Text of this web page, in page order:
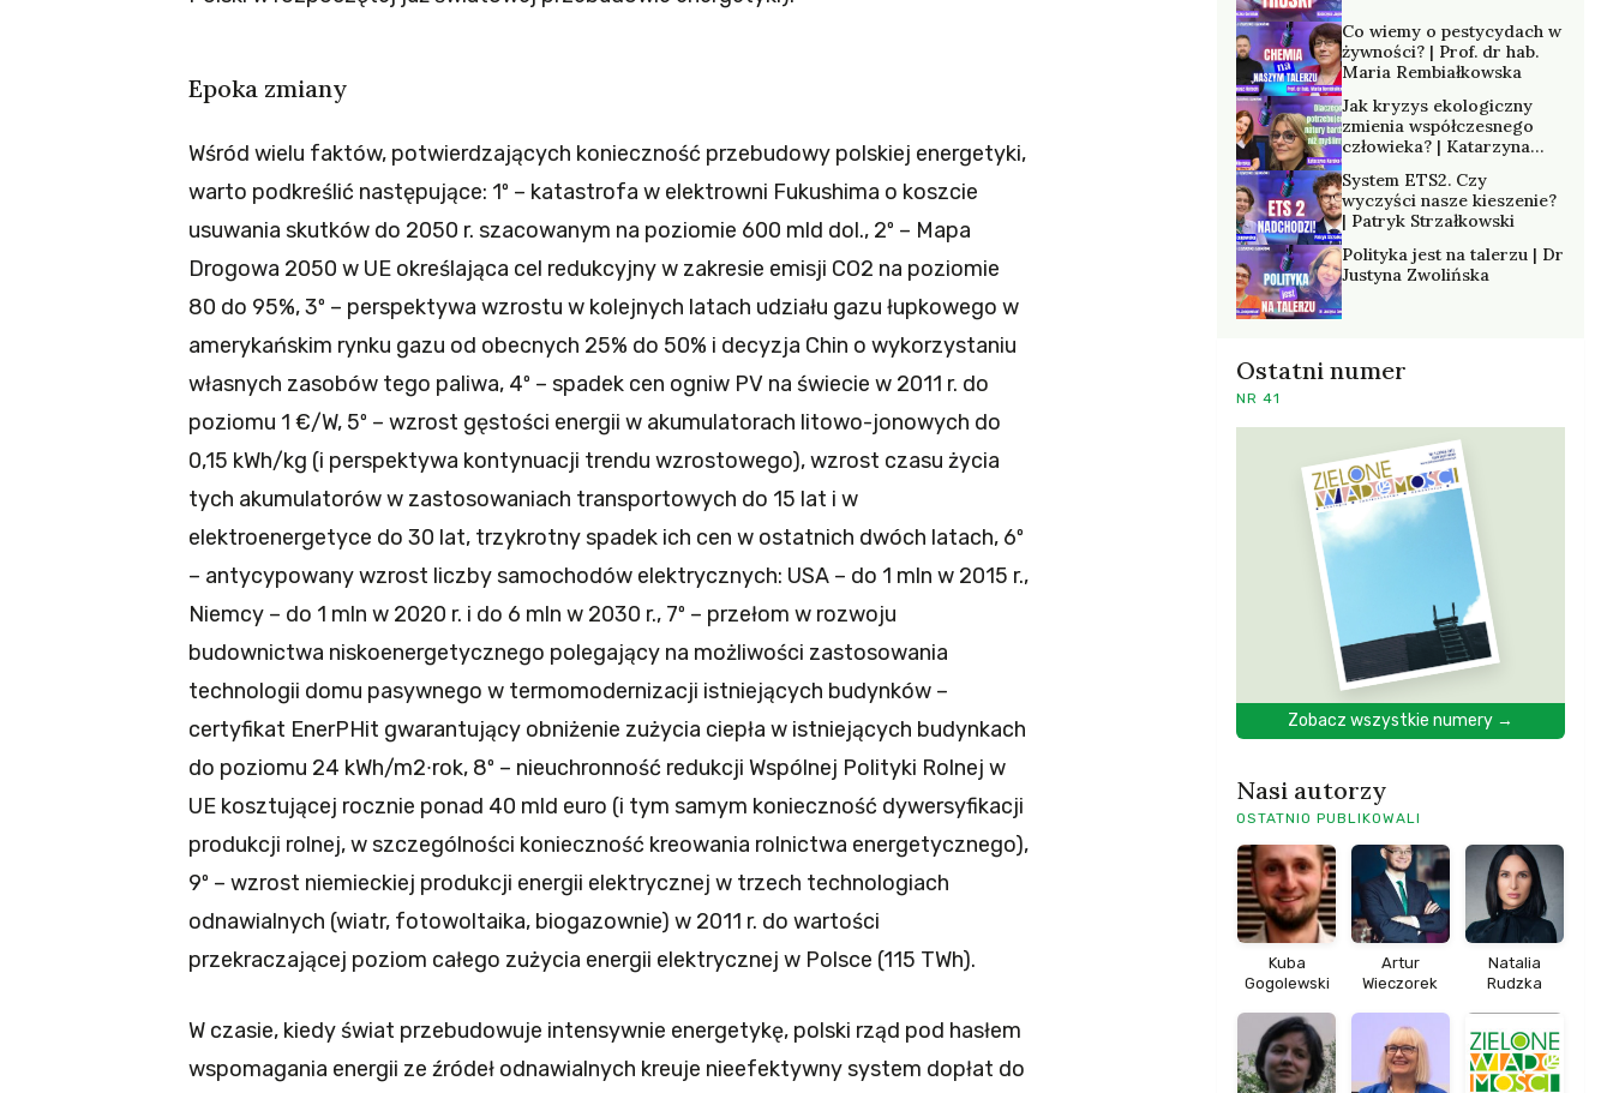
Epoka zmiany
Wśród wielu faktów, potwierdzających konieczność przebudowy polskiej energetyki,
warto podkreślić następujące: 1º – katastrofa w elektrowni Fukushima o koszcie
usuwania skutków do 2050 r. szacowanym na poziomie 600 mld dol., 2º – Mapa
Drogowa 2050 w UE określająca cel redukcyjny w zakresie emisji CO2 na poziomie
80 do 95%, 3º – perspektywa wzrostu w kolejnych latach udziału gazu łupkowego w
amerykańskim rynku gazu od obecnych 25% do 50% i decyzja Chin o wykorzystaniu
własnych zasobów tego paliwa, 4º – spadek cen ogniw PV na świecie w 2011 r. do
poziomu 1 €/W, 5º – wzrost gęstości energii w akumulatorach litowo-jonowych do
0,15 kWh/kg (i perspektywa kontynuacji trendu wzrostowego), wzrost czasu życia
tych akumulatorów w zastosowaniach transportowych do 15 lat i w
elektroenergetyce do 30 lat, trzykrotny spadek ich cen w ostatnich dwóch latach, 6º
– antycypowany wzrost liczby samochodów elektrycznych: USA – do 1 mln w 2015 r.,
Niemcy – do 1 mln w 2020 r. i do 6 mln w 2030 r., 7º – przełom w rozwoju
budownictwa niskoenergetycznego polegający na możliwości zastosowania
technologii domu pasywnego w termomodernizacji istniejących budynków –
certyfikat EnerPHit gwarantujący obniżenie zużycia ciepła w istniejących budynkach
do poziomu 24 kWh/m2∙rok, 8º – nieuchronność redukcji Wspólnej Polityki Rolnej w
UE kosztującej rocznie ponad 40 mld euro (i tym samym konieczność dywersyfikacji
produkcji rolnej, w szczególności konieczność kreowania rolnictwa energetycznego),
9º – wzrost niemieckiej produkcji energii elektrycznej w trzech technologiach
odnawialnych (wiatr, fotowoltaika, biogazownie) w 2011 r. do wartości
przekraczającej poziom całego zużycia energii elektrycznej w Polsce (115 TWh).
W czasie, kiedy świat przebudowuje intensywnie energetykę, polski rząd pod hasłem
wspomagania energii ze źródeł odnawialnych kreuje nieefektywny system dopłat do
Co wiemy o pestycydach w
żywności? | Prof. dr hab.
Maria Rembiałkowska
Jak kryzys ekologiczny
zmienia współczesnego
człowieka? | Katarzyna
System ETS2. Czy
wyczyści nasze kieszenie?
| Patryk Strzałkowski
Polityka jest na talerzu | Dr
Justyna Zwolińska
Ostatni numer
NR 41
Zobacz wszystkie numery →
Nasi autorzy
OSTATNIO PUBLIKOWALI
Kuba
Gogolewski
Artur
Wieczorek
Natalia
Rudzka